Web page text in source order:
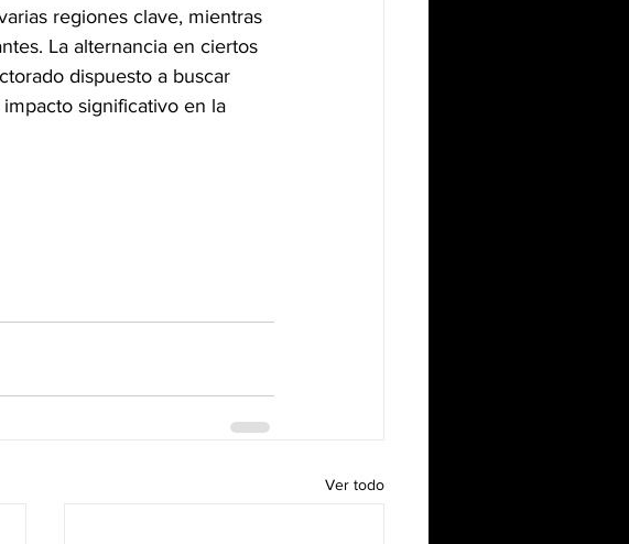
regiones clave, mientras
La alternancia en ciertos
dispuesto a buscar
significativo en la
Ver todo